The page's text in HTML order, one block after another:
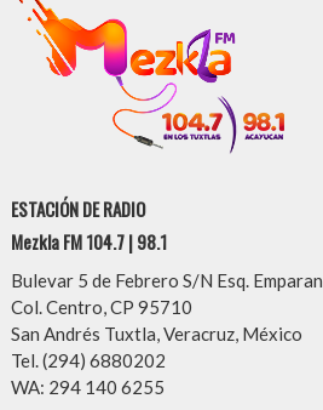
ESTACIÓN DE RADIO
Mezkla FM 104.7 | 98.1
Bulevar 5 de Febrero S/N Esq. Emparan
Col. Centro, CP 95710
San Andrés Tuxtla, Veracruz, México
Tel. (294) 6880202
WA: 294 140 6255